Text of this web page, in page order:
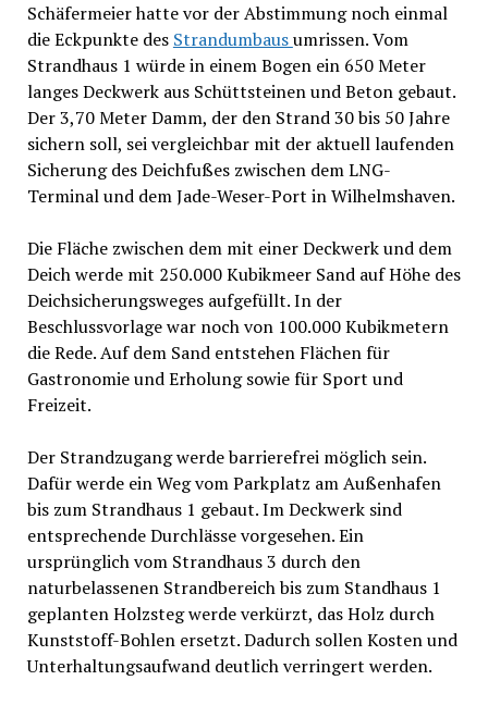
Schäfermeier hatte vor der Abstimmung noch einmal
die Eckpunkte des Strandumbausumrissen. Vom
Strandhaus 1 würde in einem Bogen ein 650 Meter
langes Deckwerk aus Schüttsteinen und Beton gebaut.
Der 3,70 Meter Damm, der den Strand 30 bis 50 Jahre
sichern soll, sei vergleichbar mit der aktuell laufenden
Sicherung des Deichfußes zwischen dem LNG-
Terminal und dem Jade-Weser-Port in Wilhelmshaven.
Die Fläche zwischen dem mit einer Deckwerk und dem
Deich werde mit 250.000 Kubikmeer Sand auf Höhe des
Deichsicherungsweges aufgefüllt. In der
Beschlussvorlage war noch von 100.000 Kubikmetern
die Rede. Auf dem Sand entstehen Flächen für
Gastronomie und Erholung sowie für Sport und
Freizeit.
Der Strandzugang werde barrierefrei möglich sein.
Dafür werde ein Weg vom Parkplatz am Außenhafen
bis zum Strandhaus 1 gebaut. Im Deckwerk sind
entsprechende Durchlässe vorgesehen. Ein
ursprünglich vom Strandhaus 3 durch den
naturbelassenen Strandbereich bis zum Standhaus 1
geplanten Holzsteg werde verkürzt, das Holz durch
Kunststoff-Bohlen ersetzt. Dadurch sollen Kosten und
Unterhaltungsaufwand deutlich verringert werden.